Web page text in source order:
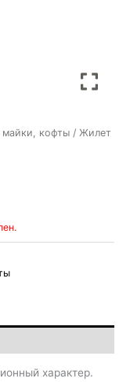
кофты / Жилет
характер.